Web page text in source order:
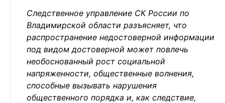
Следственное управление СК России по
Владимирской области разъясняет, что
распространение недостоверной информации
под видом достоверной может повлечь
необоснованный рост социальной
напряженности, общественные волнения,
способные вызывать нарушения
общественного порядка и, как следствие,